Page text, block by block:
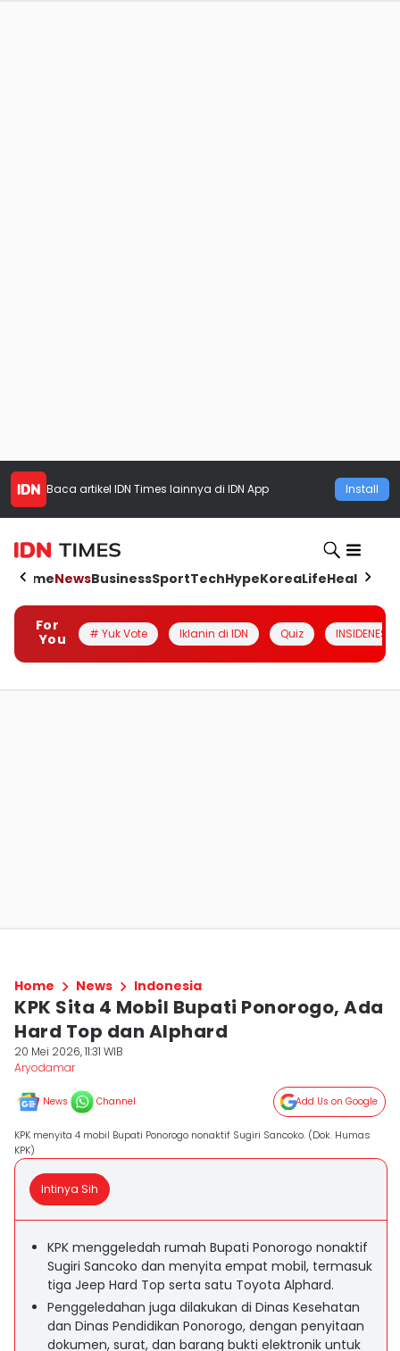
Baca artikel IDN Times lainnya di IDN App Install
HomeNewsBusinessSportTechHypeKoreaLifeHealth
For
You
# Yuk Vote Iklanin di IDN Quiz INSIDENESIA
Home News Indonesia
KPK Sita 4 Mobil Bupati Ponorogo, Ada
Hard Top dan Alphard
20 Mei 2026, 11:31 WIB
Aryodamar
News Channel Add Us on Google
KPK menyita 4 mobil Bupati Ponorogo nonaktif Sugiri Sancoko. (Dok. Humas
KPK)
Intinya Sih
KPK menggeledah rumah Bupati Ponorogo nonaktif
Sugiri Sancoko dan menyita empat mobil, termasuk
tiga Jeep Hard Top serta satu Toyota Alphard.
Penggeledahan juga dilakukan di Dinas Kesehatan
dan Dinas Pendidikan Ponorogo, dengan penyitaan
dokumen, surat, dan barang bukti elektronik untuk